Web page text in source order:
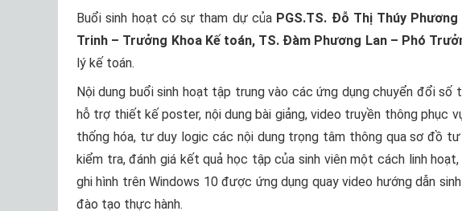
Buổi sinh hoạt có sự tham dự của PGS.TS. Đỗ Thị Thúy
Trinh – Trưởng Khoa Kế toán, TS. Đàm Phương Lan – Phó
lý kế toán.
Nội dung buổi sinh hoạt tập trung vào các ứng dụng chuyển đổi số
hỗ trợ thiết kế poster, nội dung bài giảng, video truyền thông phục
thống hóa, tư duy logic các nội dung trọng tâm thông qua sơ đồ
kiểm tra, đánh giá kết quả học tập của sinh viên một cách linh
ghi hình trên Windows 10 được ứng dụng quay video hướng dẫn
đào tạo thực hành.